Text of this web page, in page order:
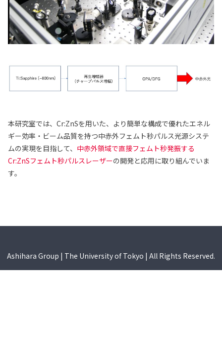
本研究室では、Cr:ZnSを用いた、より簡単な構成で優れたエネル
ギー効率・ビーム品質を持つ中赤外フェムト秒パルス光源システ
ムの実現を目指して、 中赤外領域で直接フェムト秒発振する
Cr:ZnSフェムト秒パルスレーザーの開発と応用に取り組んでいま
す。
Ashihara Group | The University of Tokyo | All Rights Reserved.